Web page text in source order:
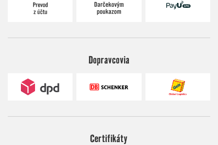
Dopravcovia
Certifikáty